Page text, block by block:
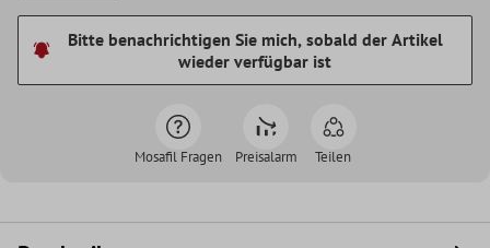
Bitte benachrichtigen Sie mich, sobald der Artikel
wieder verfügbar ist
Mosafil Fragen Preisalarm Teilen